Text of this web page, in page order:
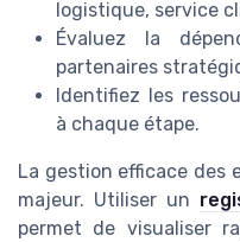
logistique, service
Évaluez la
partenaires
Identifiez les
à chaque étape.
La gestion efficace des
majeur. Utiliser un
permet de visualiser